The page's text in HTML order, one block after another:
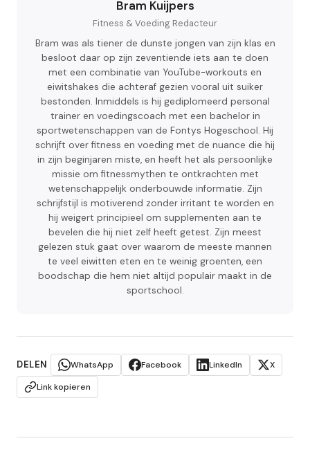
Bram Kuijpers
Fitness & Voeding Redacteur
Bram was als tiener de dunste jongen van zijn klas en
besloot daar op zijn zeventiende iets aan te doen
met een combinatie van YouTube-workouts en
eiwitshakes die achteraf gezien vooral uit suiker
bestonden. Inmiddels is hij gediplomeerd personal
trainer en voedingscoach met een bachelor in
sportwetenschappen van de Fontys Hogeschool. Hij
schrijft over fitness en voeding met de nuance die hij
in zijn beginjaren miste, en heeft het als persoonlijke
missie om fitnessmythen te ontkrachten met
wetenschappelijk onderbouwde informatie. Zijn
schrijfstijl is motiverend zonder irritant te worden en
hij weigert principieel om supplementen aan te
bevelen die hij niet zelf heeft getest. Zijn meest
gelezen stuk gaat over waarom de meeste mannen
te veel eiwitten eten en te weinig groenten, een
boodschap die hem niet altijd populair maakt in de
sportschool.
DELEN WhatsApp Facebook LinkedIn
X
Link kopieren